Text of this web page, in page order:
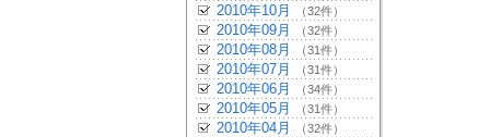
2010年10月 （32件）
2010年09月 （32件）
2010年08月 （31件）
2010年07月 （31件）
2010年06月 （34件）
2010年05月 （31件）
2010年04月 （32件）